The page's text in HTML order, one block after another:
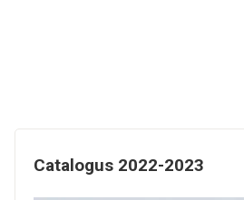
Catalogus 2022-2023